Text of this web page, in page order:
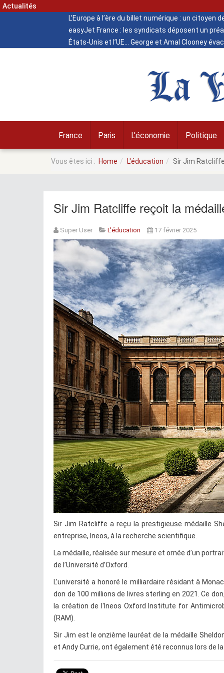
Actualités
L’Europe à l’ère du billet numérique : un
easyJet France : les syndicats déposent un
États-Unis et l’UE
George et Amal Clooney
La
France Paris L'économie Politique
Vous êtes ici : Home L'éducation Sir Jim
Sir Jim Ratcliffe reçoit la
Super User L'éducation 17 février 2025
Sir Jim Ratcliffe a reçu la prestigieuse médaille
entreprise, Ineos, à la recherche scientifique.
La médaille, réalisée sur mesure et ornée d’un
de l’Université d’Oxford.
L’université a honoré le milliardaire résidant à
don de 100 millions de livres sterling en 2021. Ce
la création de l'Ineos Oxford Institute for
(RAM).
Sir Jim est le onzième lauréat de la médaille
et Andy Currie, ont également été reconnus lors de